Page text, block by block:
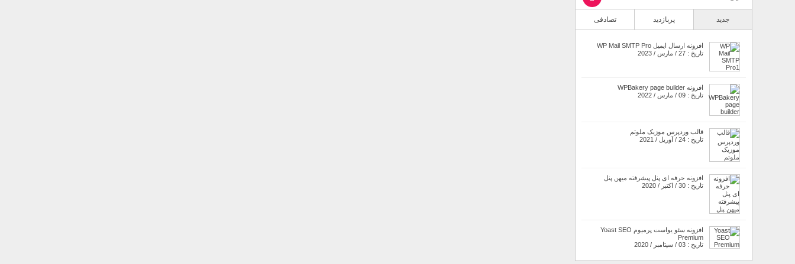
جدید پربازدید تصادفی
افزونه ارسال ایمیل WP Mail SMTP Pro
تاریخ : 27 / مارس / 2023
افزونه WPBakery page builder
تاریخ : 09 / مارس / 2022
قالب وردپرس موزیک ملوتم
تاریخ : 24 / آوریل / 2021
افزونه حرفه ای پنل پیشرفته میهن پنل
تاریخ : 30 / اکتبر / 2020
افزونه سئو یواست پرمیوم Yoast SEO
Premium
تاریخ : 03 / سپتامبر / 2020